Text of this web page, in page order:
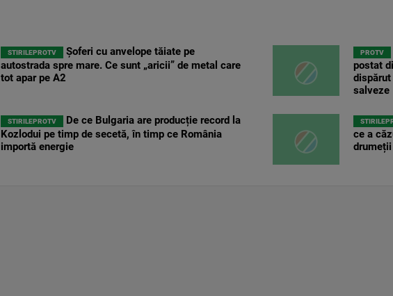
STIRILEPROTV
Șoferi cu anvelope tăiate pe
autostrada spre mare. Ce sunt „aricii” de metal care
tot apar pe A2
PROTV
postat
salveze
STIRILEPROTV
De ce Bulgaria are producție record la
Kozlodui pe timp de secetă, în timp ce România
importă energie
ce a